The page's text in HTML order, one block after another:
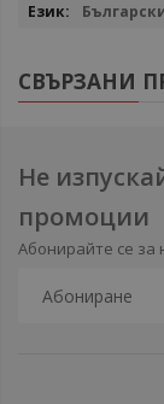
СВЪРЗАНИ
Не
промоции
Абонирайте се